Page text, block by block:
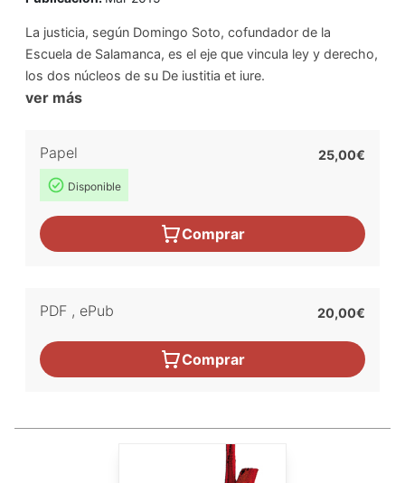
La justicia, según Domingo Soto, cofundador de la
Escuela de Salamanca, es el eje que vincula ley y derecho,
los dos núcleos de su De iustitia et iure.
ver más
Papel
Disponible
25,00€
Comprar
PDF , ePub 20,00€
Comprar